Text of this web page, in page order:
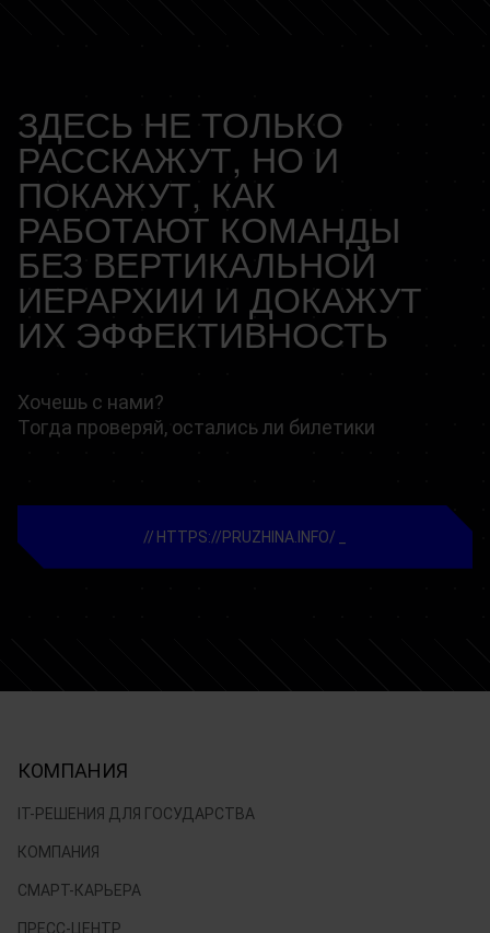
ЗДЕСЬ НЕ ТОЛЬКО
РАССКАЖУТ, НО И
ПОКАЖУТ, КАК
РАБОТАЮТ КОМАНДЫ
БЕЗ ВЕРТИКАЛЬНОЙ
ИЕРАРХИИ И ДОКАЖУТ
ИХ ЭФФЕКТИВНОСТЬ
Хочешь с нами?
Тогда проверяй, остались ли билетики
HTTPS://PRUZHINA.INFO/
КОМПАНИЯ
IT-РЕШЕНИЯ ДЛЯ ГОСУДАРСТВА
КОМПАНИЯ
СМАРТ-КАРЬЕРА
ПРЕСС-ЦЕНТР